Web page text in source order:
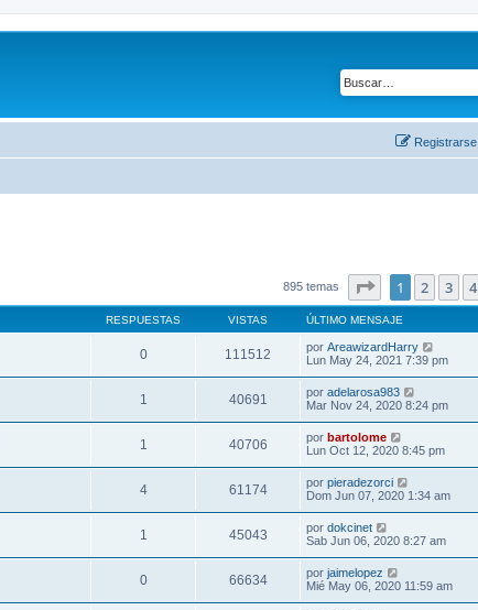
Registrarse
895 temas Página1 de 18
1 2 3 4
RESPUESTAS VISTAS ÚLTIMO MENSAJE
0 111512 por AreawizardHarry
Lun May 24, 2021 7:39 pm
1 40691 por adelarosa983
Mar Nov 24, 2020 8:24 pm
1 40706 por bartolome
Lun Oct 12, 2020 8:45 pm
4 61174 por pieradezorci
Dom Jun 07, 2020 1:34 am
1 45043 por dokcinet
Sab Jun 06, 2020 8:27 am
0 66634 por jaimelopez
Mié May 06, 2020 11:59 am